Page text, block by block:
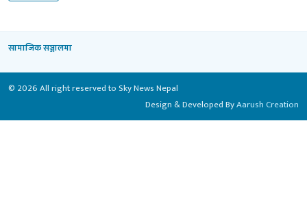
सामाजिक सञ्जालमा
© 2026 All right reserved to Sky News Nepal
Design & Developed ByAarush Creation